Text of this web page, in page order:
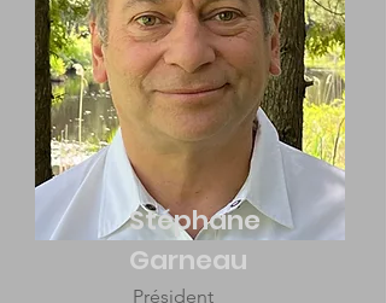
Stéphane
Garneau
Président